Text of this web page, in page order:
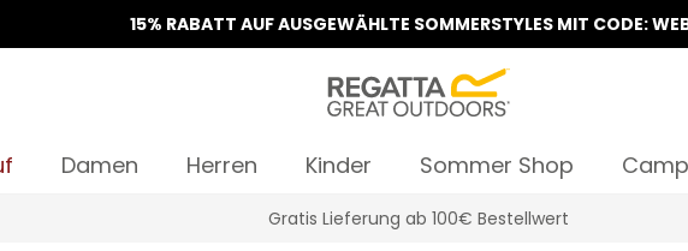
15% RABATT AUF AUSGEWÄHLTE SOMMERSTYLES MIT CODE:
Damen Herren Kinder Sommer Shop
Gratis Lieferung ab 100€ Bestellwert